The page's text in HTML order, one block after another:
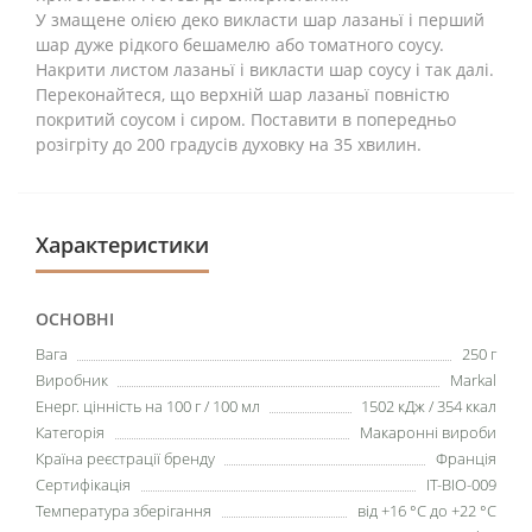
У змащене олією деко викласти шар лазаньї і перший
шар дуже рідкого бешамелю або томатного соусу.
Накрити листом лазаньї і викласти шар соусу і так далі.
Переконайтеся, що верхній шар лазаньї повністю
покритий соусом і сиром. Поставити в попередньо
розігріту до 200 градусів духовку на 35 хвилин.
Характеристики
ОСНОВНІ
Вага
250 г
Виробник
Markal
Енерг. цінність на 100 г / 100 мл
1502 кДж / 354 ккал
Категорія
Макаронні вироби
Країна реєстрації бренду
Франція
Сертифікація
IT-BIO-009
Температура зберігання
від +16 °C до +22 °C